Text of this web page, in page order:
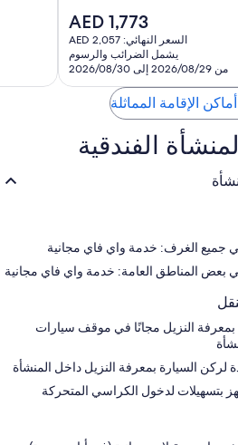
السعر
الحالي
هو
AED
1,773
AED 1,773
السعر النهائي: AED 2,057
يشمل الضرائب والرسوم
من 2026/08/29 إلى 2026/08/30
الإقامة المماثلة
الفندقية
جميع الغرف: خدمة واي فاي مجانية
بعض المناطق العامة: خدمة واي فاي مجانية
النزيل مجانًا في موقف سيارات
لركن السيارة بمعرفة النزيل داخل المنشأة
بتسهيلات لدخول الكراسي المتحركة